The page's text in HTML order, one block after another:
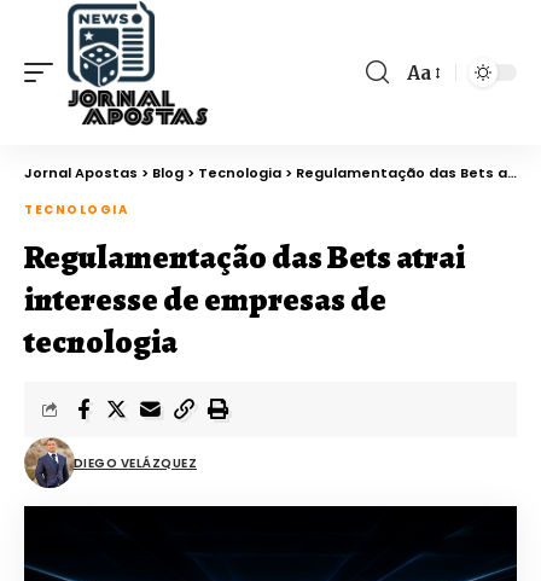
Aa
Jornal Apostas > Blog > Tecnologia > Regulamentação das Bets atrai interesse de empresas de tecnologia
TECNOLOGIA
Regulamentação das Bets atrai
interesse de empresas de
tecnologia
DIEGO VELÁZQUEZ